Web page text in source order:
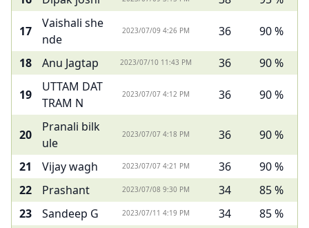
17
Vaishali she
nde
2023/07/09 4:26 PM 36 90 %
18 Anu Jagtap 2023/07/10 11:43 PM 36 90 %
19
UTTAM DAT
TRAM N
2023/07/07 4:12 PM 36 90 %
20
Pranali bilk
ule
2023/07/07 4:18 PM 36 90 %
21 Vijay wagh 2023/07/07 4:21 PM 36
90 %
22
Prashant 2023/07/08 9:30 PM 34
85 %
23
Sandeep G 2023/07/11 4:19 PM 34 85 %